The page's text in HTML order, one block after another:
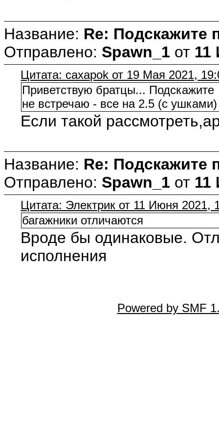
Название: Re: Подскажите
Отправлено: Spawn_1 от 11
Цитата: caxapok от 19 Мая 2021,
Приветствую братцы... Подскажите
не встречаю - все на 2.5 (с
Если такой
Название: Re: Подскажите
Отправлено: Spawn_1 от 11
Цитата: Электрик от 11 Июня 2021,
багажники отличаются
Вроде бы одинаковые.
исполнения
Powered by SMF